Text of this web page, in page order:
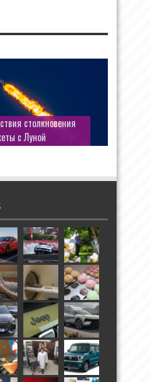
столкновения
с Луной